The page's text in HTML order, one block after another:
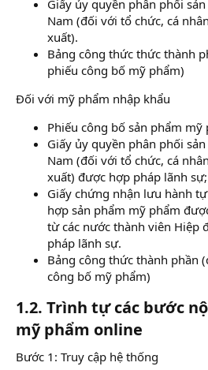
Giấy ủy quyền phân phối
Nam (đối với tổ chức, cá
xuất).
Bảng công thức thức thành
phiếu công bố mỹ phẩm)
Đối với mỹ phẩm nhập khẩu
Phiếu công bố sản phẩm
Giấy ủy quyền phân phối
Nam (đối với tổ chức, cá
xuất) được hợp pháp lãnh sự;
Giấy chứng nhận lưu hành
hợp sản phẩm mỹ phẩm
từ các nước thành viên Hiệp
pháp lãnh sự.
Bảng công thức thành phần
công bố mỹ phẩm)
1.2. Trình tự các bước
mỹ phẩm online​
Bước 1: Truy cập hệ thống